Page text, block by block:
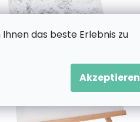
das beste Erlebnis zu
Akzeptieren